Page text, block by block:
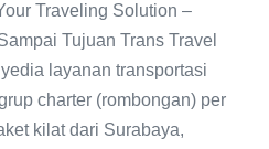
Traveling Solution –
Tujuan Trans Travel
layanan transportasi
charter (rombongan) per
kilat dari Surabaya,